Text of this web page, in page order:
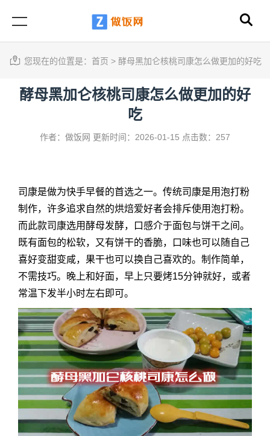
您现在的位置是： 首页 > 酵母黑加仑核桃司康怎么做更加的好吃
酵母黑加仑核桃司康怎么做更加的好
吃
作者：做饭网 更新时间：2026-01-15 点击数：257
司康是做为快手早餐的首选之一。传统司康是用泡打粉
制作，许多追求自然的烘焙爱好者会排斥使用泡打粉。
而此款司康选用酵母发酵，口感介于面包与饼干之间。
既有面包的松软，又有饼干的香脆，口味也可以随自己
喜好变甜变咸，果干也可以换自己喜欢的。制作简单，
不需技巧。晚上和好面，早上只要烤15分钟就好，或者
常温下发半小时左右即可。